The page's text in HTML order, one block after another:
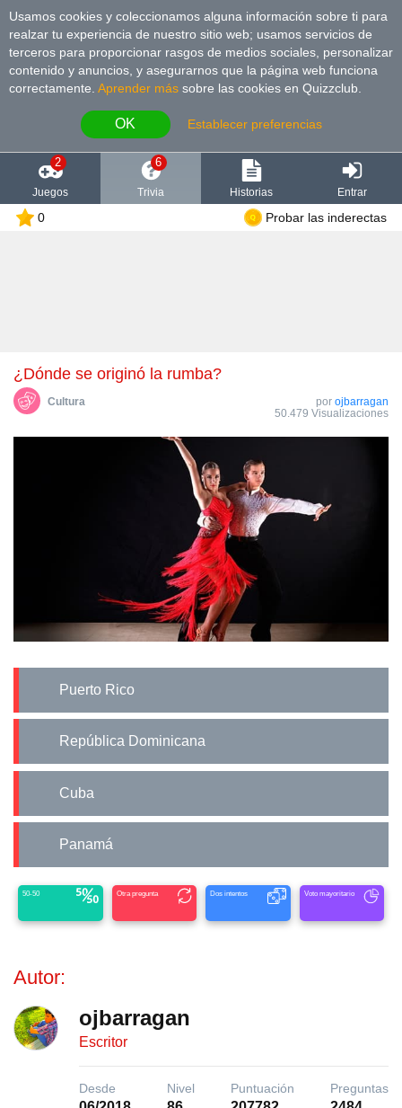
Usamos cookies y coleccionamos alguna información sobre ti para
realzar tu experiencia de nuestro sitio web; usamos servicios de
terceros para proporcionar rasgos de medios sociales, personalizar
contenido y anuncios, y asegurarnos que la página web funciona
correctamente. Aprender más sobre las cookies en Quizzclub.
OK Establecer preferencias
2
Juegos
6
Trivia Historias Entrar
0 Probar las inderectas
¿Dónde se originó la rumba?
Cultura por ojbarragan
50.479 Visualizaciones
Puerto Rico
República Dominicana
Cuba
Panamá
50-50 Otra pregunta Dos intentos Voto mayoritario
Autor:
ojbarragan
Escritor
Desde Nivel Puntuación Preguntas